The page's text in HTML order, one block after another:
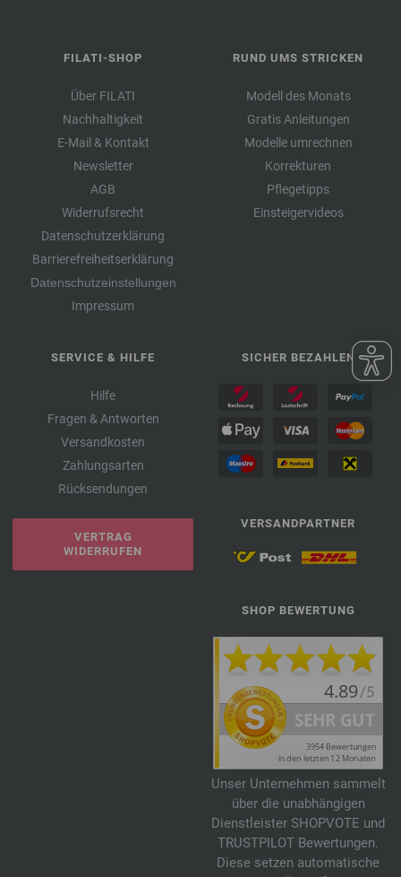
FILATI-SHOP
Über FILATI
Nachhaltigkeit
E-Mail & Kontakt
Newsletter
AGB
Widerrufsrecht
Datenschutzerklärung
Barrierefreiheitserklärung
Datenschutzeinstellungen
Impressum
RUND UMS STRICKEN
Modell des Monats
Gratis Anleitungen
Modelle umrechnen
Korrekturen
Pflegetipps
Einsteigervideos
SERVICE & HILFE
Hilfe
Fragen & Antworten
Versandkosten
Zahlungsarten
Rücksendungen
VERTRAG
WIDERRUFEN
SICHER BEZAHLEN
VERSANDPARTNER
SHOP BEWERTUNG
Unser Unternehmen sammelt
über die unabhängigen
Dienstleister SHOPVOTE und
TRUSTPILOT Bewertungen.
Diese setzen automatische